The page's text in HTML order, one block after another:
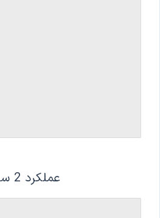
عملکرد 2 ساله